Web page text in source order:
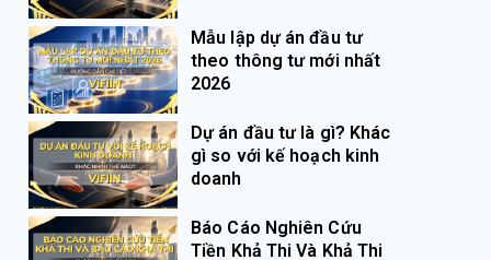
Mẫu lập dự án đầu tư
theo thông tư mới nhất
2026
Dự án đầu tư là gì? Khác
gì so với kế hoạch kinh
doanh
Báo Cáo Nghiên Cứu
Tiền Khả Thi Và Khả Thi